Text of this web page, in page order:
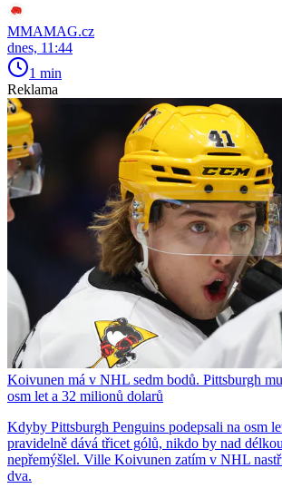
MMAMAG.cz
dnes, 11:44
1 min
Reklama
Koivunen má v NHL sedm bodů. Pittsburgh
osm let a 32 milionů dolarů
Kdyby Pittsburgh Penguins podepsali na osm
pravidelně dává třicet gólů, nikdo by nad
nepřemýšlel. Ville Koivunen zatím v NHL
dva.